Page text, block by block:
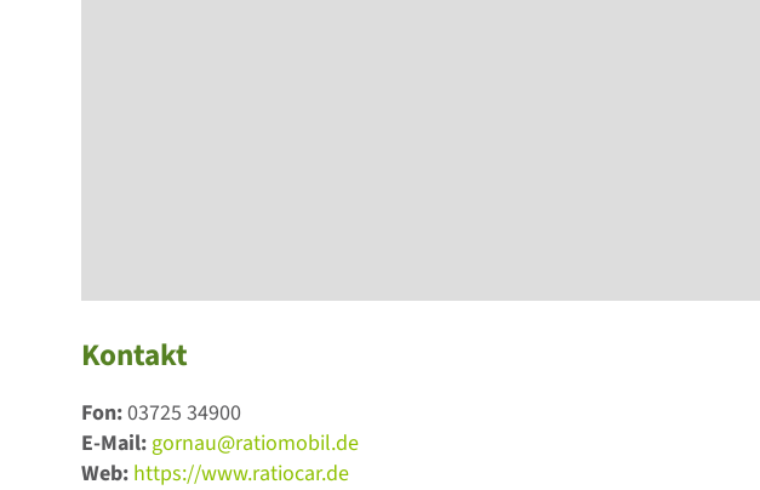
Kontakt
Fon:03725 34900
E-Mail:gornau@ratiomobil.de
Web: https://www.ratiocar.de